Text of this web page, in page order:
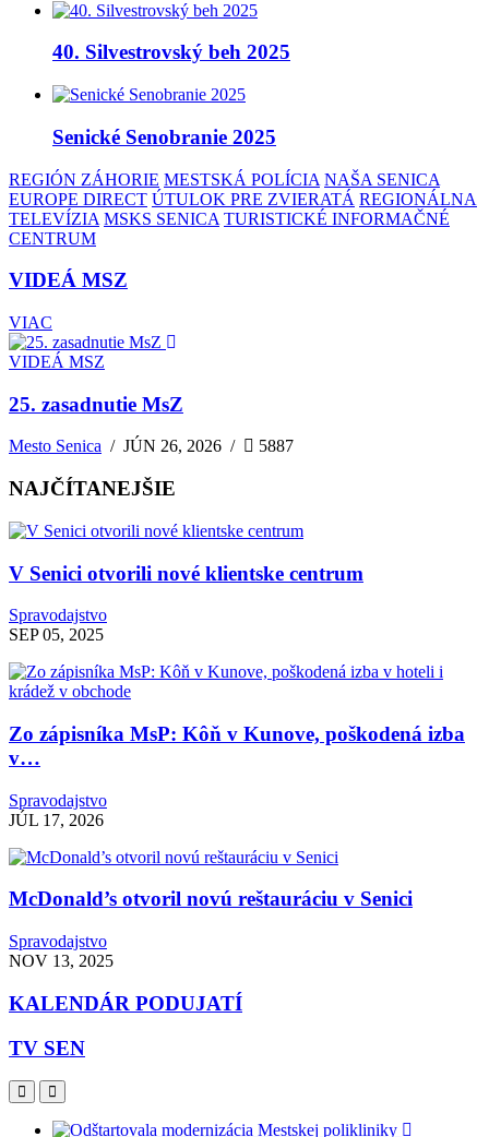
40. Silvestrovský beh 2025
Senické Senobranie 2025
REGIÓN ZÁHORIE MESTSKÁ POLÍCIA NAŠA SENICA
EUROPE DIRECT ÚTULOK PRE ZVIERATÁ REGIONÁLNA
TELEVÍZIA MSKS SENICA TURISTICKÉ INFORMAČNÉ
CENTRUM
VIDEÁ MSZ
VIAC
VIDEÁ MSZ
25. zasadnutie MsZ
Mesto Senica /JÚN 26, 2026 / 5887
NAJČÍTANEJŠIE
V Senici otvorili nové klientske centrum
Spravodajstvo
SEP 05, 2025
Zo zápisníka MsP: Kôň v Kunove, poškodená izba
v…
Spravodajstvo
JÚL 17, 2026
McDonald’s otvoril novú reštauráciu v Senici
Spravodajstvo
NOV 13, 2025
KALENDÁR PODUJATÍ
TV SEN